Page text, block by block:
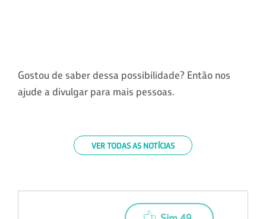
Gostou de saber dessa possibilidade? Então nos
ajude a divulgar para mais pessoas.
VER TODAS AS NOTÍCIAS